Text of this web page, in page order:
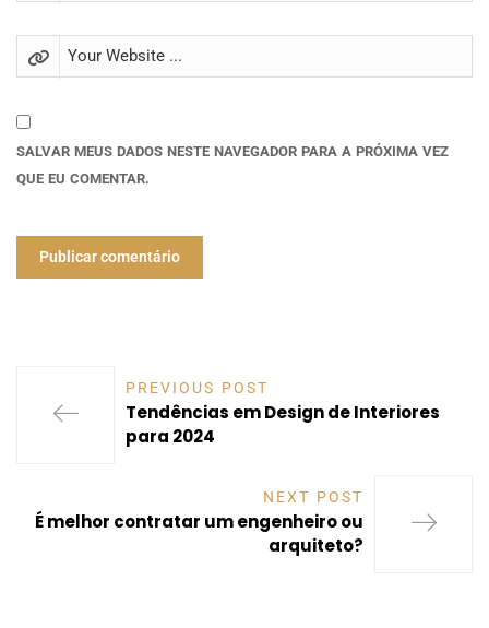
SALVAR MEUS DADOS NESTE NAVEGADOR PARA A PRÓXIMA VEZ
QUE EU COMENTAR.
PREVIOUS POST
Tendências em Design de Interiores
para 2024
NEXT POST
É melhor contratar um engenheiro ou
arquiteto?